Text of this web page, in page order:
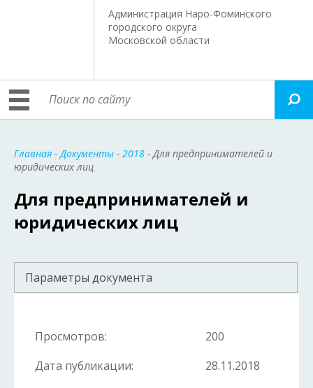
Администрация Наро-Фоминского
городского округа
Московской области
Главная -Документы - 2018 - Для предпринимателей и
юридических лиц
Для предпринимателей и
юридических лиц
Параметры документа
Просмотров:
200
Дата публикации:
28.11.2018